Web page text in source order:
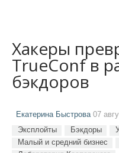
Хакеры
TrueConf в
бэкдоров
Екатерина Быстрова 07
Эксплойты Бэкдоры
Малый и средний бизнес